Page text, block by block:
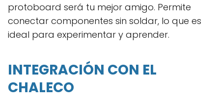
protoboard será tu mejor amigo. Permite
conectar componentes sin soldar, lo que es
ideal para experimentar y aprender.
INTEGRACIÓN CON EL
CHALECO